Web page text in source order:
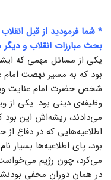
* شما فرمودید از قبل
بحث مبارزات انقلاب و
یکی از مسائل مهمی که
بود که به مسیر نهضت امام
شخص حضرت امام عنایت
وظیفه‌ی‌ دینی بود. یکی از
می‌دادند، ریشه‌اش این
اطلاعیه‌هایی که در دفاع
بود، پای اطلاعیه‌ها
می‌کرد، چون رژیم
در همان دوران مخفی